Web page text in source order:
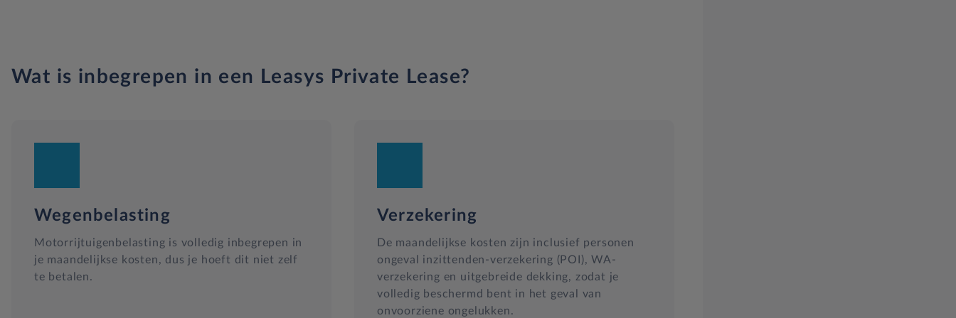
Wat is inbegrepen in een Leasys Private Lease?
Wegenbelasting
Motorrijtuigenbelasting is volledig inbegrepen in
je maandelijkse kosten, dus je hoeft dit niet zelf
te betalen.
Verzekering
De maandelijkse kosten zijn inclusief personen
ongeval inzittenden-verzekering (POI), WA-
verzekering en uitgebreide dekking, zodat je
volledig beschermd bent in het geval van
onvoorziene ongelukken.